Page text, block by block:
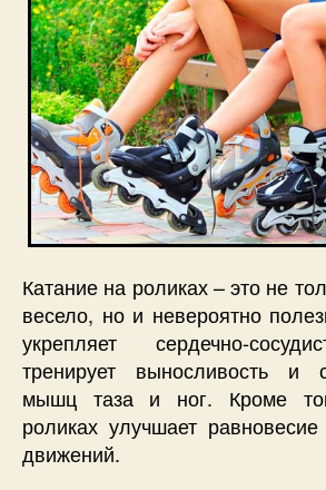
Катание на роликах – это не
весело, но и невероятно
укрепляет сердечно-
тренирует выносливость и
мышц таза и ног. Кроме
роликах улучшает
движений.